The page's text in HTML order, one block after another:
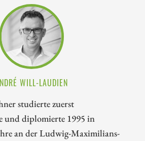
WILL-LAUDIEN
studierte zuerst
und diplomierte 1995 in
an der Ludwig-Maximilians-